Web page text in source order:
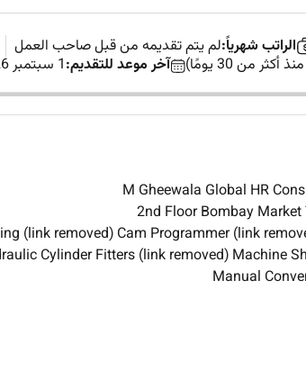
الراتب شهرياً:لم يتم تقديمه من قبل صاحب العمل
آخر موعد للتقديم:1 سبتمبر 2026
M Gheewala Global HR
2nd Floor Bombay